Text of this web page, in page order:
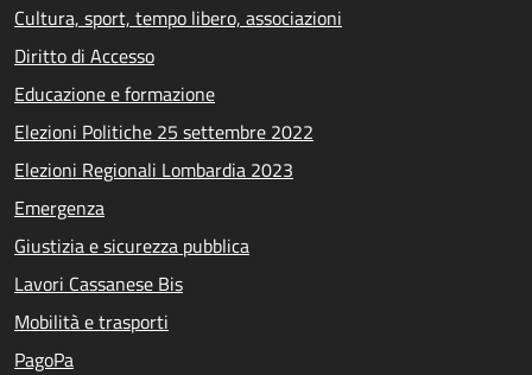
Cultura, sport, tempo libero, associazioni
Diritto di Accesso
Educazione e formazione
Elezioni Politiche 25 settembre 2022
Elezioni Regionali Lombardia 2023
Emergenza
Giustizia e sicurezza pubblica
Lavori Cassanese Bis
Mobilità e trasporti
PagoPa